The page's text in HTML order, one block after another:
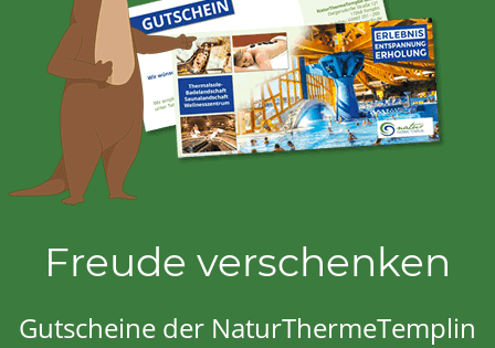
Freude verschenken
Gutscheine der NaturThermeTemplin